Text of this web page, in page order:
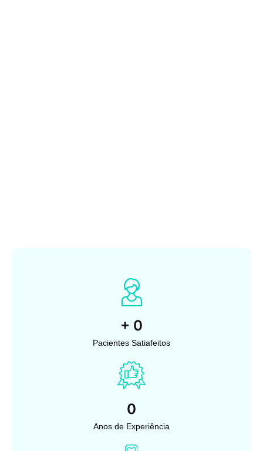
+ 0
Pacientes Satiafeitos
0
Anos de Experiência